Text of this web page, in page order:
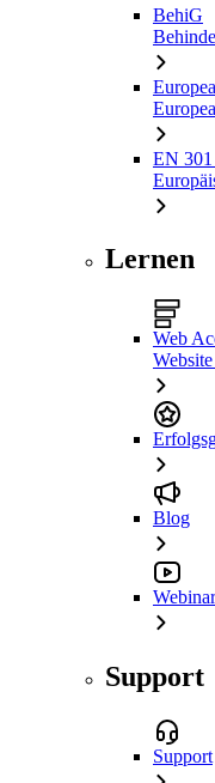
BehiG
EN
Lernen
Web
Blog
Support
Support